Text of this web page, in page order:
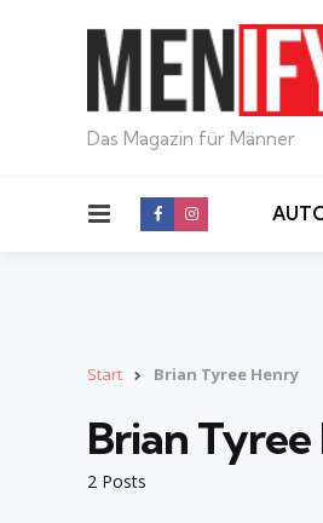
Das Magazin für Männer
Menu
Start Brian Tyree Henry
2 Posts
Brian